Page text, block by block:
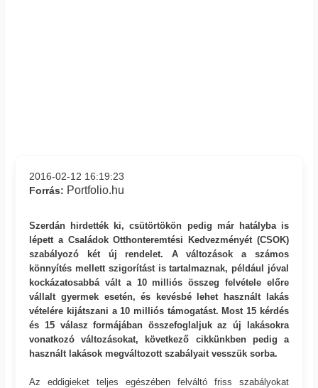
2016-02-12 16:19:23
Forrás: Portfolio.hu
Szerdán hirdették ki, csütörtökön pedig már hatályba is
lépett a Családok Otthonteremtési Kedvezményét (CSOK)
szabályozó két új rendelet. A változások a számos
könnyítés mellett szigorítást is tartalmaznak, például jóval
kockázatosabbá vált a 10 milliós összeg felvétele előre
vállalt gyermek esetén, és kevésbé lehet használt lakás
vételére kijátszani a 10 milliós támogatást. Most 15 kérdés
és 15 válasz formájában összefoglaljuk az új lakásokra
vonatkozó változásokat, következő cikkünkben pedig a
használt lakások megváltozott szabályait vesszük sorba.
Az eddigieket teljes egészében felváltó friss szabályokat